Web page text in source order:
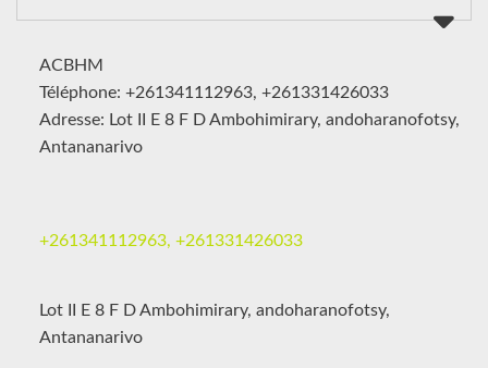
ACBHM
Téléphone: +261341112963, +261331426033
Adresse: Lot II E 8 F D Ambohimirary, andoharanofotsy,
Antananarivo
+261341112963, +261331426033
Lot II E 8 F D Ambohimirary, andoharanofotsy,
Antananarivo